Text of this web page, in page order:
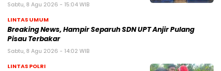
Sabtu, 8 Agu 2026 - 15:04 WIB
LINTAS UMUM
Breaking News, Hampir Separuh SDN UPT Anjir Pulang
Pisau Terbakar
Sabtu, 8 Agu 2026 - 14:02 WIB
LINTAS POLRI